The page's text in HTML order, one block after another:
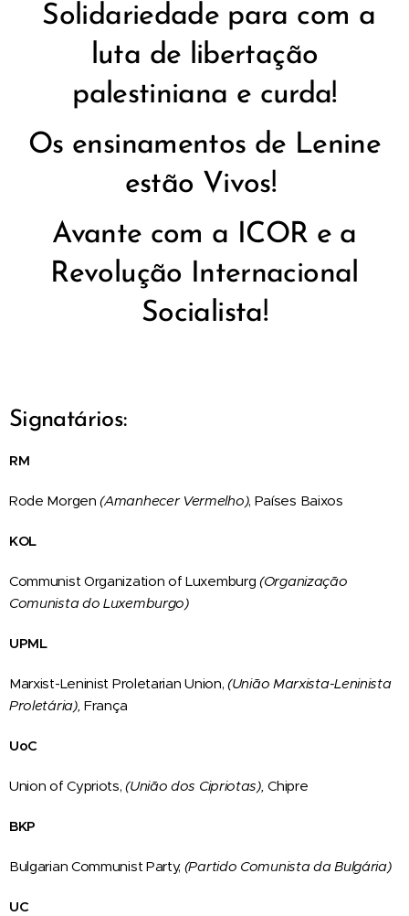
Solidariedade para com a
luta de libertação
palestiniana e curda!
Os ensinamentos de Lenine
estão Vivos!
Avante com a ICOR e a
Revolução Internacional
Socialista!
Signatários:
RM
Rode Morgen(Amanhecer Vermelho), Países Baixos
KOL
Communist Organization of Luxemburg(Organização
Comunista do Luxemburgo)
UPML
Marxist-Leninist Proletarian Union,(União Marxista-Leninista
Proletária), França
UoC
Union of Cypriots,(União dos Cipriotas), Chipre
BKP
Bulgarian Communist Party, (Partido Comunista da Bulgária)
UC